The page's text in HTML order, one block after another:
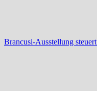
Brancusi-Ausstellung